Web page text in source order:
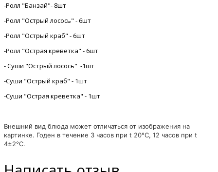
-Ролл "Банзай"- 8шт
-Ролл "Острый лосось" - 6шт
-Ролл "Острый краб" - 6шт
-Ролл "Острая креветка" - 6шт
- Суши "Острый лосось" -1шт
-Суши "Острый краб" - 1шт
-Суши "Острая креветка" - 1шт
Внешний вид блюда может отличаться от изображения на
картинке. Годен в течение 3 часов при t 20°C, 12 часов при t
4±2°C.